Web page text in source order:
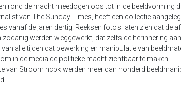
rond de macht meedogenloos tot in de beeldvorming
van The Sunday Times, heeft een collectie
vanaf de jaren dertig. Reeksen foto's laten zien dat de
werden weggewerkt, dat zelfs de herinnering
alle tijden dat bewerking en manipulatie van
in de media de politieke macht zichtbaar te maken.
van Stroom hcbk werden meer dan honderd